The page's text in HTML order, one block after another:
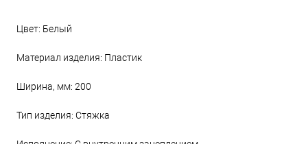
Цвет: Белый
Материал изделия: Пластик
Ширина, мм: 200
Тип изделия: Стяжка